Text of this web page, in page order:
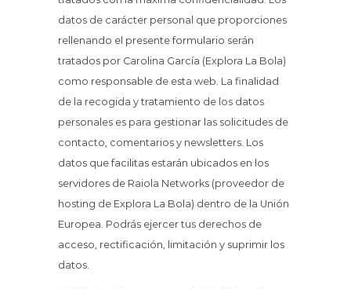
datos de carácter personal que proporciones
rellenando el presente formulario serán
tratados por Carolina García (Explora La Bola)
como responsable de esta web. La finalidad
de la recogida y tratamiento de los datos
personales es para gestionar las solicitudes de
contacto, comentarios y newsletters. Los
datos que facilitas estarán ubicados en los
servidores de Raiola Networks (proveedor de
hosting de Explora La Bola) dentro de la Unión
Europea. Podrás ejercer tus derechos de
acceso, rectificación, limitación y suprimir los
datos.